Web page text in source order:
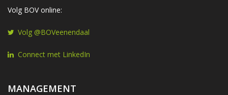
Volg BOV online:
Volg @BOVeenendaal
Connect met LinkedIn
MANAGEMENT